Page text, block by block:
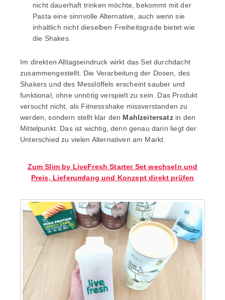
nicht dauerhaft trinken möchte, bekommt mit der
Pasta eine sinnvolle Alternative, auch wenn sie
inhaltlich nicht dieselben Freiheitsgrade bietet wie
die Shakes.
Im direkten Alltagseindruck wirkt das Set durchdacht
zusammengestellt. Die Verarbeitung der Dosen, des
Shakers und des Messlöffels erscheint sauber und
funktional, ohne unnötig verspielt zu sein. Das Produkt
versucht nicht, als Fitnessshake missverstanden zu
werden, sondern stellt klar den Mahlzeitersatzin den
Mittelpunkt. Das ist wichtig, denn genau darin liegt der
Unterschied zu vielen Alternativen am Markt.
Zum Slim by LiveFresh Starter Set wechseln und
Preis, Lieferumfang und Konzept direkt prüfen